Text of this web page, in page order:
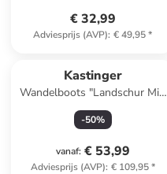
€ 32,99
Adviesprijs (AVP): € 49,95*
Kastinger
Wandelboots "Landschur Mid
KTX" zwart
-50%
vanaf: € 53,99
Adviesprijs (AVP): € 109,95*